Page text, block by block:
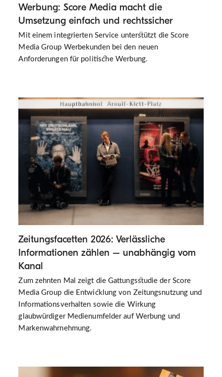
Werbung: Score Media macht die
Umsetzung einfach und rechtssicher
Mit einem integrierten Service unterstützt die Score
Media Group Werbekunden bei den neuen
Anforderungen für politische Werbung.
Zeitungsfacetten 2026: Verlässliche
Informationen zählen – unabhängig vom
Kanal
Zum zehnten Mal zeigt die Gattungsstudie der Score
Media Group die Entwicklung von Zeitungsnutzung und
Informationsverhalten sowie die Wirkung
glaubwürdiger Medienumfelder auf Werbung und
Markenwahrnehmung.